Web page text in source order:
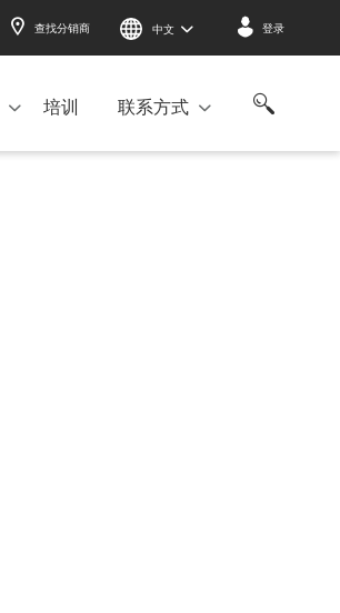
查找分销商 中文 登录
培训 联系方式